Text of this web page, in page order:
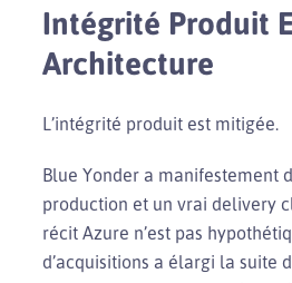
Intégrité Produit
Architecture
L’intégrité produit est mitigée.
Blue Yonder a manifestement
production et un vrai delivery
récit Azure n’est pas
d’acquisitions a élargi la suite